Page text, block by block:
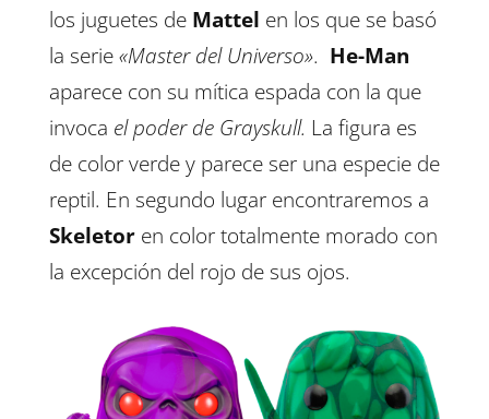
los juguetes de Mattel en los que se basó
la serie«Master del Universo». He-Man
aparece con su mítica espada con la que
invoca el poder de Grayskull. La figura es
de color verde y parece ser una especie de
reptil. En segundo lugar encontraremos a
Skeletoren color totalmente morado con
la excepción del rojo de sus ojos.